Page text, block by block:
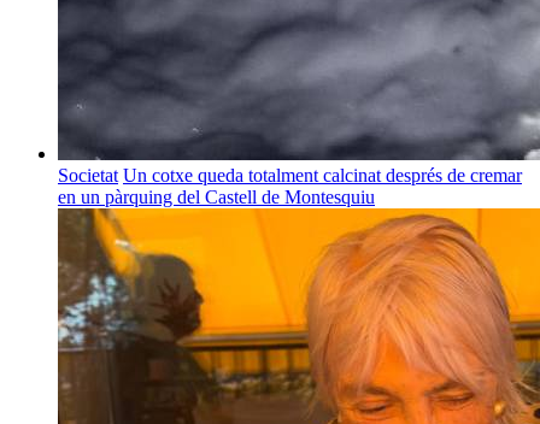
Societat Un cotxe queda totalment calcinat després de cremar
en un pàrquing del Castell de Montesquiu